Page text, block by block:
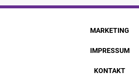
MARKETING
IMPRESSUM
KONTAKT